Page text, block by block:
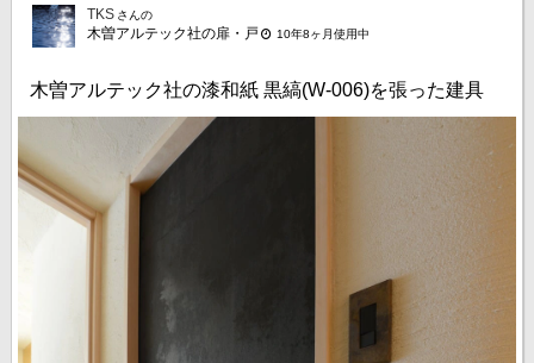
TKS さんの
木曽アルテック社の扉・戸 10年8ヶ月使用中
木曽アルテック社の漆和紙 黒縞(W-006)を張った建具